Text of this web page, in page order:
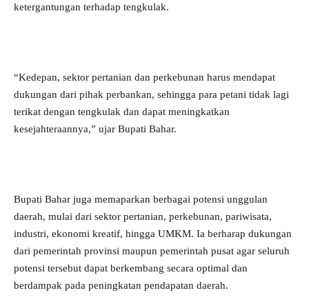
ketergantungan terhadap tengkulak.
“Kedepan, sektor pertanian dan perkebunan harus mendapat
dukungan dari pihak perbankan, sehingga para petani tidak lagi
terikat dengan tengkulak dan dapat meningkatkan
kesejahteraannya,” ujar Bupati Bahar.
Bupati Bahar juga memaparkan berbagai potensi unggulan
daerah, mulai dari sektor pertanian, perkebunan, pariwisata,
industri, ekonomi kreatif, hingga UMKM. Ia berharap dukungan
dari pemerintah provinsi maupun pemerintah pusat agar seluruh
potensi tersebut dapat berkembang secara optimal dan
berdampak pada peningkatan pendapatan daerah.